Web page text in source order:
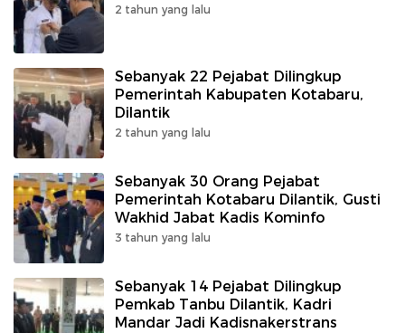
2 tahun yang lalu
Sebanyak 22 Pejabat Dilingkup
Pemerintah Kabupaten Kotabaru,
Dilantik
2 tahun yang lalu
Sebanyak 30 Orang Pejabat
Pemerintah Kotabaru Dilantik, Gusti
Wakhid Jabat Kadis Kominfo
3 tahun yang lalu
Sebanyak 14 Pejabat Dilingkup
Pemkab Tanbu Dilantik, Kadri
Mandar Jadi Kadisnakerstrans